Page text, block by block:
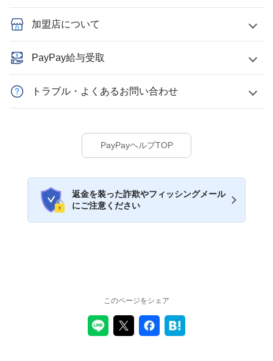
加盟店について
PayPay給与受取
トラブル・よくあるお問い合わせ
PayPayヘルプTOP
返金を装った詐欺やフィッシングメール
にご注意ください
このページをシェア